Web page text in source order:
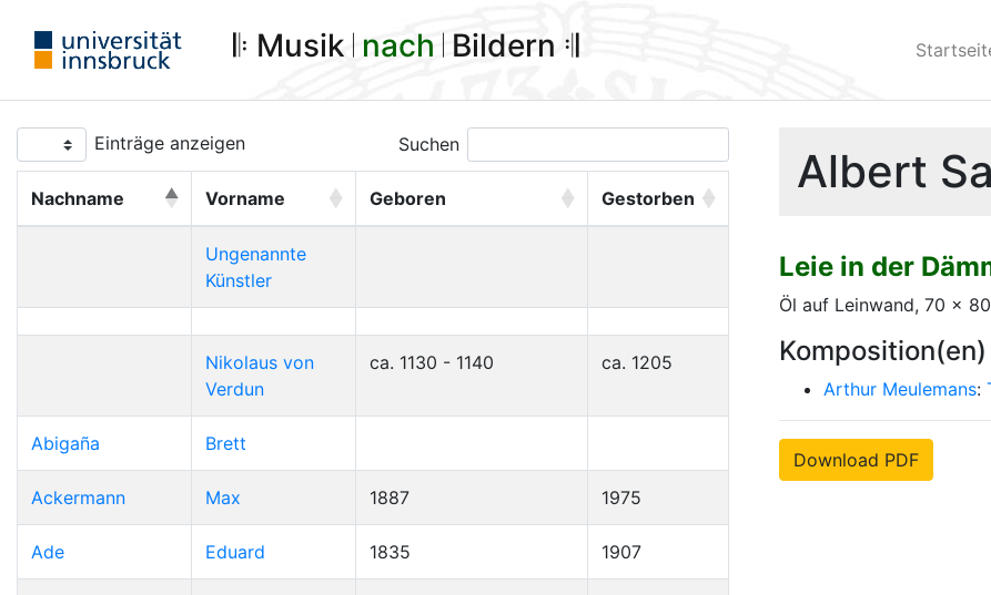
𝄆 Musik 𝄀 nach 𝄀 Bildern 𝄇
Einträge anzeigen Suchen
Nachname Vorname Geboren Gestorben
Ungenannte
Künstler
Nikolaus von
Verdun
ca. 1130 - 1140 ca. 1205
Abigaña Brett
Ackermann Max 1887 1975
Ade Eduard 1835 1907
Albert
Leie in der
Öl auf Leinwand, 70 x
Komposition(en)
Arthur Meulemans:
Download PDF